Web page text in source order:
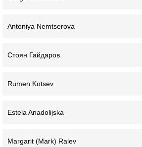
Antoniya Nemtserova
Стоян Гайдаров
Rumen Kotsev
Estela Anadolijska
Margarit (Mark) Ralev